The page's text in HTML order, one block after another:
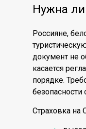
Нужна
Россияне,
документ не
касается
порядке.
безопасности
Страховка на